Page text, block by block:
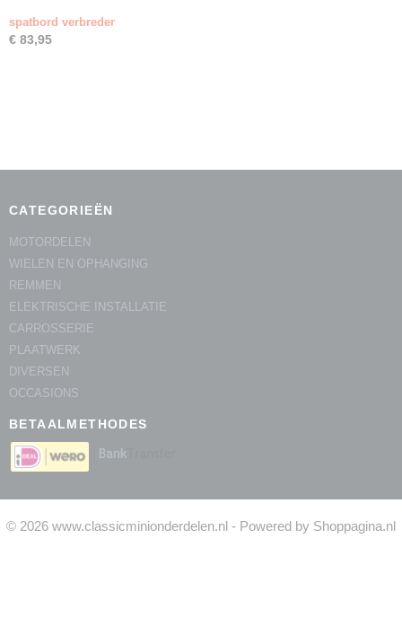
spatbord verbreder
€ 83,95
CATEGORIEËN
MOTORDELEN
WIELEN EN OPHANGING
REMMEN
ELEKTRISCHE INSTALLATIE
CARROSSERIE
PLAATWERK
DIVERSEN
OCCASIONS
BETAALMETHODES
© 2026 www.classicminionderdelen.nl - Powered by Shoppagina.nl